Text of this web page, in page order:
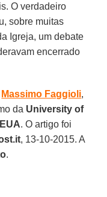
O verdadeiro
sobre muitas
Igreja, um debate
encerrado
Massimo Faggioli,
da University of
EUA. O artigo foi
, 13-10-2015. A
.